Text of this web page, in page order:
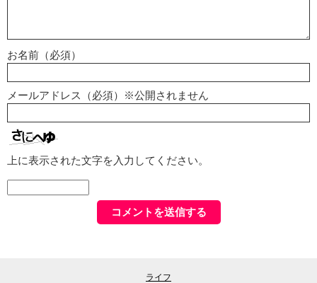
お名前（必須）
メールアドレス（必須）※公開されません
上に表示された文字を入力してください。
ライフ